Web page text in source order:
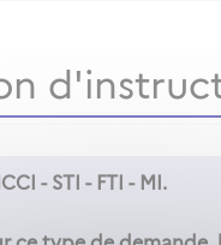
- STI - FTI - MI.